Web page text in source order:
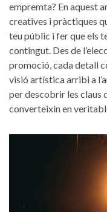
empremta?​ En aquest
creatives i pràctiques
teu públic i fer que els
‌contingut.​ Des de
promoció, cada detall
visió ⁤artística arribi a
⁣per descobrir les claus
converteixin ⁣en